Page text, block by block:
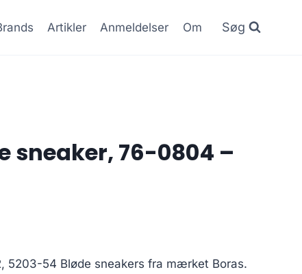
Artikler Anmeldelser Om Søg
sneaker, 76-0804 –
5203-54 Bløde sneakers fra mærket Boras.